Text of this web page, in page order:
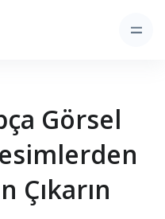
Görsel
Çıkarın